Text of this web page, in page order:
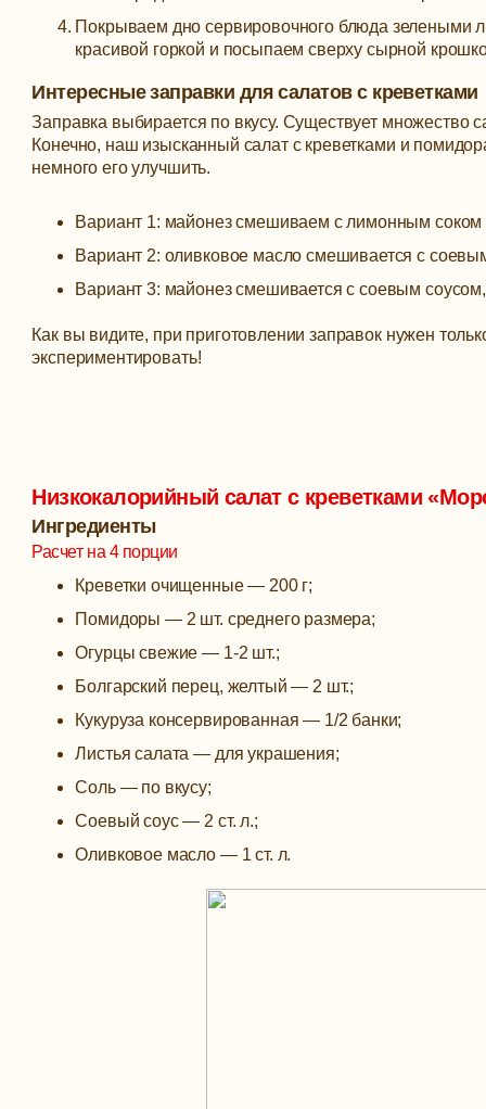
Покрываем дно сервировочного блюда зелеными
красивой горкой и посыпаем сверху сырной
Интересные заправки для салатов с креветками
Заправка выбирается по вкусу. Существует множество
Конечно, наш изысканный салат с креветками и
немного его улучшить.
Вариант 1: майонез смешиваем с лимонным
Вариант 2: оливковое масло смешивается с
Вариант 3: майонез смешивается с соевым
Как вы видите, при приготовлении заправок нужен
экспериментировать!
Низкокалорийный салат с креветками
Ингредиенты
Расчет на 4 порции
Креветки очищенные — 200 г;
Помидоры — 2 шт. среднего размера;
Огурцы свежие — 1-2 шт.;
Болгарский перец, желтый — 2 шт.;
Кукуруза консервированная — 1/2 банки;
Листья салата — для украшения;
Соль — по вкусу;
Соевый соус — 2 ст. л.;
Оливковое масло — 1 ст. л.